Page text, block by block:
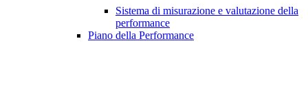
Sistema di misurazione e valutazione della
performance
Piano della Performance